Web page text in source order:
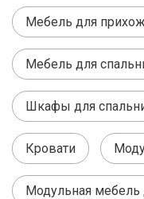
Мебель для
Мебель для
Шкафы для
Кровати
Модульная мебель